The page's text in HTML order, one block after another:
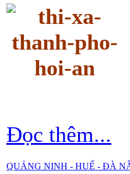
Đọc thêm...
QUẢNG NINH - HUẾ - ĐÀ